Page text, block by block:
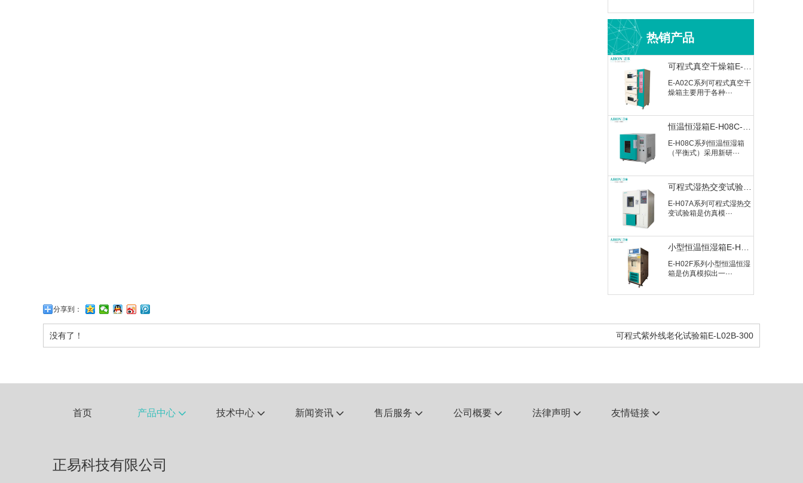
热销产品
击试验箱是金属、···
E-A02C系列可程式真空干
燥箱主要用于各种···
E-H08C系列恒温恒湿箱
（平衡式）采用新研···
E-H07A系列可程式湿热交
变试验箱是仿真模···
E-H02F系列小型恒温恒湿
箱是仿真模拟出一···
E-L06C系列HAST非饱和
高压加速试验机···
E-L02H系列紫外线加速耐
分享到：
没有了！ 可程式紫外线老化试验箱E-L02B-300
首页 产品中心  技术中心  新闻资讯  售后服务  公司概要  法律声明  友情链接 
正易科技有限公司